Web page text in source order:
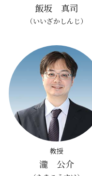
飯坂 真司
（いいざかしんじ）
教授
瀧 公介